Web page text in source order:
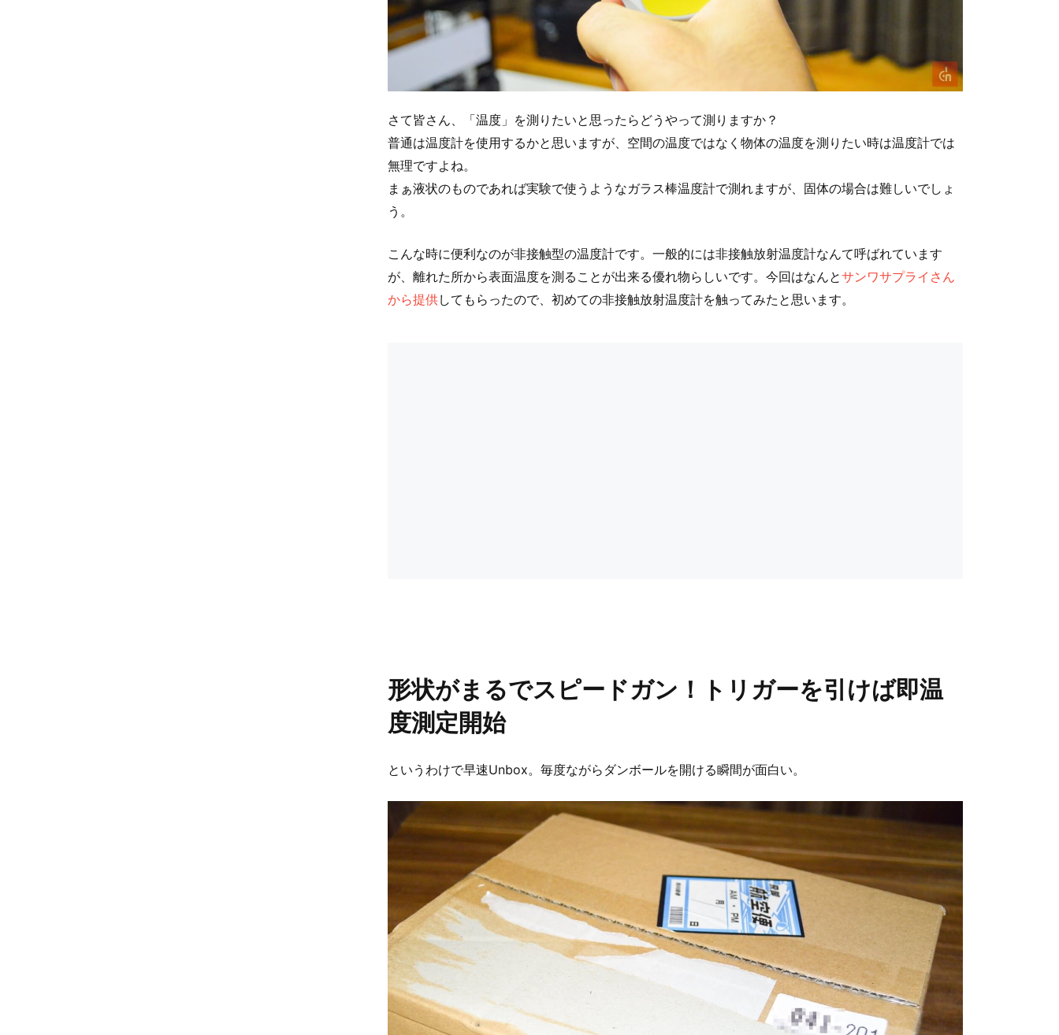
さて皆さん、「温度」を測りたいと思ったらどうやって測りますか？
普通は温度計を使用するかと思いますが、空間の温度ではなく物体の温度を測りたい時は温度計では
無理ですよね。
まぁ液状のものであれば実験で使うようなガラス棒温度計で測れますが、固体の場合は難しいでしょ
う。
こんな時に便利なのが非接触型の温度計です。一般的には非接触放射温度計なんて呼ばれています
が、離れた所から表面温度を測ることが出来る優れ物らしいです。今回はなんとサンワサプライさん
から提供してもらったので、初めての非接触放射温度計を触ってみたと思います。
形状がまるでスピードガン！トリガーを引けば即温
度測定開始
というわけで早速Unbox。毎度ながらダンボールを開ける瞬間が面白い。